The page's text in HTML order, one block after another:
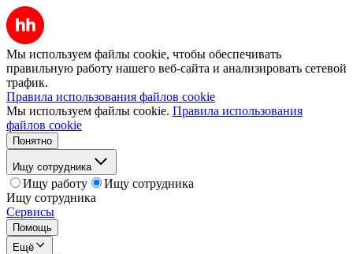
Мы используем файлы cookie, чтобы обеспечивать
правильную работу нашего веб-сайта и анализировать сетевой
трафик.
Правила использования файлов cookie
Мы используем файлы cookie. Правила использования
файлов cookie
Понятно
Ищу сотрудника
Ищу работу
Ищу сотрудника
Ищу сотрудника
Сервисы
Помощь
Ещё